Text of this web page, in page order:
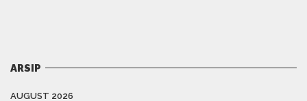
ARSIP
AUGUST 2026